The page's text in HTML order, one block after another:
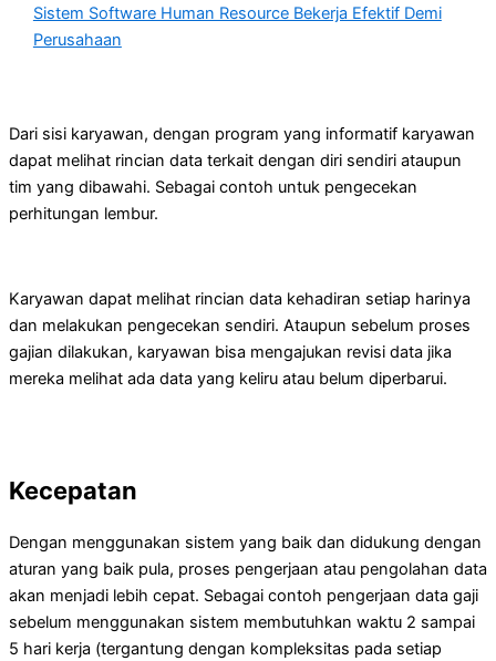
Sistem Software Human Resource Bekerja Efektif Demi
Perusahaan
Dari sisi karyawan, dengan program yang informatif karyawan
dapat melihat rincian data terkait dengan diri sendiri ataupun
tim yang dibawahi. Sebagai contoh untuk pengecekan
perhitungan lembur.
Karyawan dapat melihat rincian data kehadiran setiap harinya
dan melakukan pengecekan sendiri. Ataupun sebelum proses
gajian dilakukan, karyawan bisa mengajukan revisi data jika
mereka melihat ada data yang keliru atau belum diperbarui.
Kecepatan
Dengan menggunakan sistem yang baik dan didukung dengan
aturan yang baik pula, proses pengerjaan atau pengolahan data
akan menjadi lebih cepat. Sebagai contoh pengerjaan data gaji
sebelum menggunakan sistem membutuhkan waktu 2 sampai
5 hari kerja (tergantung dengan kompleksitas pada setiap